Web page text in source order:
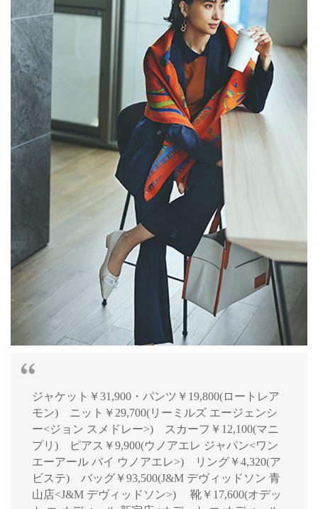
ジャケット￥31,900・パンツ￥19,800(ロートレア
モン) ニット￥29,700(リーミルズ エージェンシ
ー<ジョン スメドレー>) スカーフ￥12,100(マニ
プリ) ピアス￥9,900(ウノアエレ ジャパン<ワン
エーアール バイ ウノアエレ>) リング￥4,320(ア
ビステ) バッグ￥93,500(J&M デヴィッドソン 青
山店<J&M デヴィッドソン>) 靴￥17,600(オデッ